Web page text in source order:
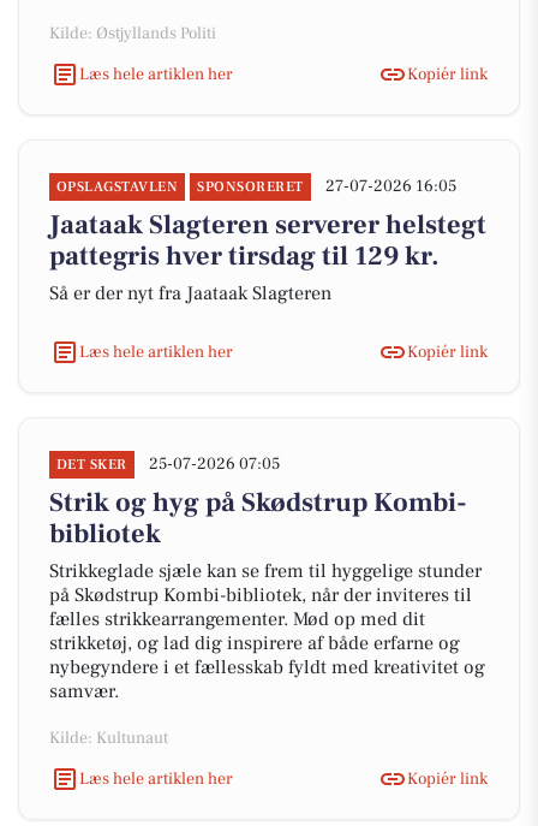
Kilde: Østjyllands Politi
Læs hele artiklen her
Kopiér link
OPSLAGSTAVLEN SPONSORERET 27-07-2026 16:05
Jaataak Slagteren serverer helstegt
pattegris hver tirsdag til 129 kr.
Så er der nyt fra Jaataak Slagteren
Læs hele artiklen her Kopiér link
DET SKER 25-07-2026 07:05
Strik og hyg på Skødstrup Kombi-
bibliotek
Strikkeglade sjæle kan se frem til hyggelige stunder
på Skødstrup Kombi-bibliotek, når der inviteres til
fælles strikkearrangementer. Mød op med dit
strikketøj, og lad dig inspirere af både erfarne og
nybegyndere i et fællesskab fyldt med kreativitet og
samvær.
Kilde: Kultunaut
Læs hele artiklen her
Kopiér link